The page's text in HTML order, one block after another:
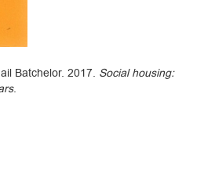
Batchelor. 2017. Social housing:
.